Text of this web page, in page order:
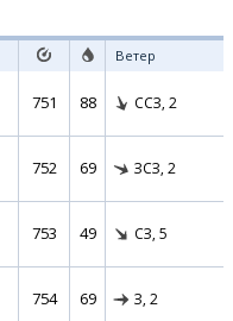
Ветер
751 88 ССЗ, 2
752 69 ЗСЗ, 2
753 49 СЗ, 5
754 69 З, 2